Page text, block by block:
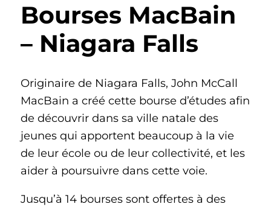
Bourses MacBain
– Niagara Falls
Originaire de Niagara Falls, John McCall
MacBain a créé cette bourse d’études afin
de découvrir dans sa ville natale des
jeunes qui apportent beaucoup à la vie
de leur école ou de leur collectivité, et les
aider à poursuivre dans cette voie.
Jusqu’à 14 bourses sont offertes à des